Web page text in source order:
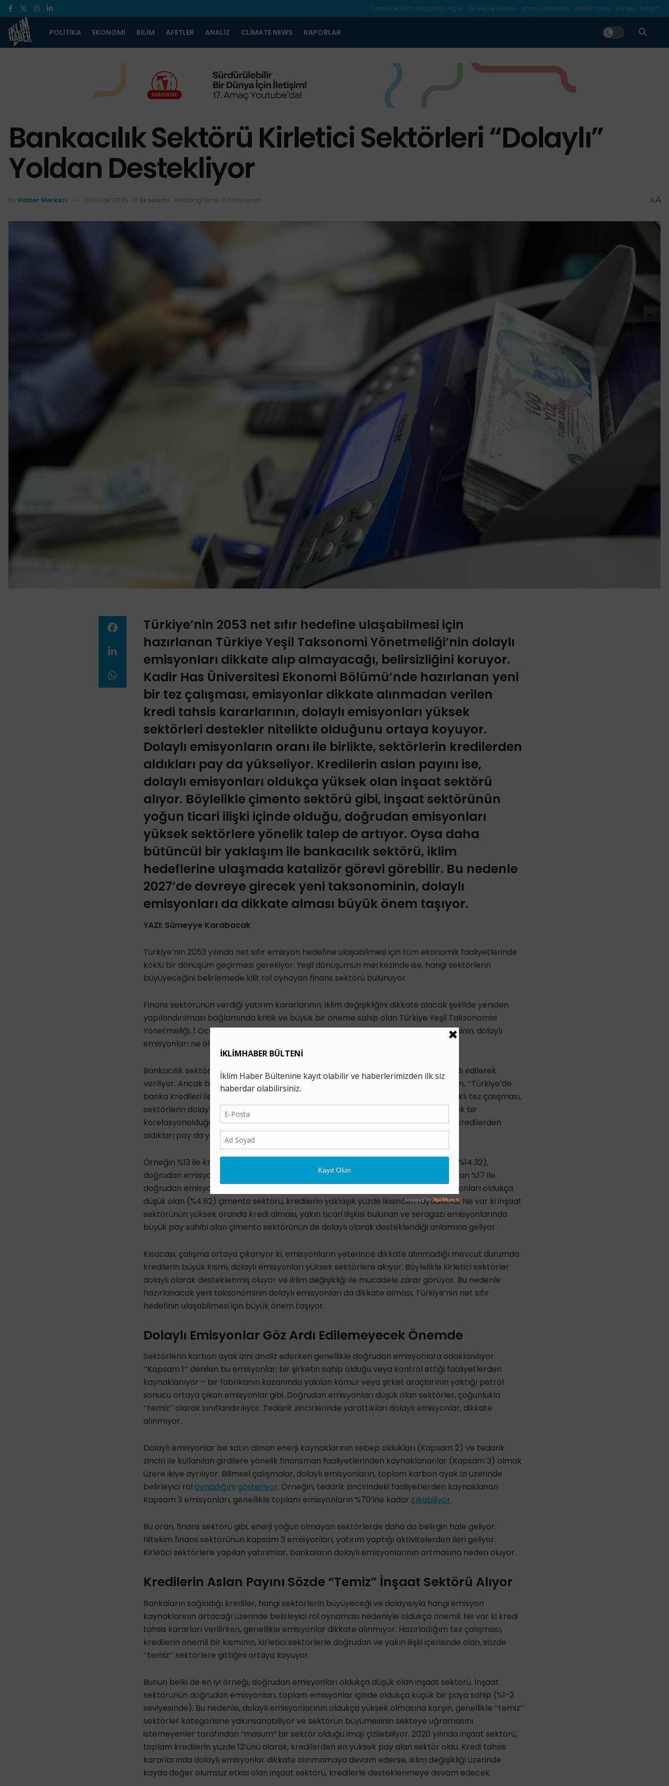
Türkiye’de İklim Değişlikliği Algısı Bir Buçuk Derece Kömür Masalları Hakkımızda Künye İletişim
POLITIKA EKONOMI BILIM AFETLER ANALIZ CLIMATE NEWS RAPORLAR
Bankacılık Sektörü Kirletici Sektörleri “Dolaylı”
Yoldan Destekliyor
by Haber Merkezi 30 Ocak 2025 in Ekonomi Reading Time: 9 mins read AA
Türkiye’nin 2053 net sıfır hedefine ulaşabilmesi için
hazırlanan Türkiye Yeşil Taksonomi Yönetmeliği’nin dolaylı
emisyonları dikkate alıp almayacağı, belirsizliğini koruyor.
Kadir Has Üniversitesi Ekonomi Bölümü’nde hazırlanan yeni
bir tez çalışması, emisyonlar dikkate alınmadan verilen
kredi tahsis kararlarının, dolaylı emisyonları yüksek
sektörleri destekler nitelikte olduğunu ortaya koyuyor.
Dolaylı emisyonların oranı ile birlikte, sektörlerin kredilerden
aldıkları pay da yükseliyor. Kredilerin aslan payını ise,
dolaylı emisyonları oldukça yüksek olan inşaat sektörü
alıyor. Böylelikle çimento sektörü gibi, inşaat sektörünün
yoğun ticari ilişki içinde olduğu, doğrudan emisyonları
yüksek sektörlere yönelik talep de artıyor. Oysa daha
bütüncül bir yaklaşım ile bankacılık sektörü, iklim
hedeflerine ulaşmada katalizör görevi görebilir. Bu nedenle
2027’de devreye girecek yeni taksonominin, dolaylı
emisyonları da dikkate alması büyük önem taşıyor.
YAZI: Sümeyye Karabacak
Türkiye’nin 2053 yılında net sıfır emisyon hedefine ulaşabilmesi için tüm ekonomik faaliyetlerinde
köklü bir dönüşüm geçirmesi gerekiyor. Yeşil dönüşümün merkezinde ise, hangi sektörlerin
büyüyeceğini belirlemede kilit rol oynayan finans sektörü bulunuyor.
Finans sektörünün verdiği yatırım kararlarının, iklim değişikliğini dikkate alacak şekilde yeniden
yapılandırılması bağlamında kritik ve büyük bir öneme sahip olan Türkiye Yeşil Taksonomisi
Yönetmeliği, 1 Ocak 2027 tarihinde yürürlüğe girecek. Ancak hazırlanan taksonominin, dolaylı
emisyonları ne ölçüde kapsayacağına dair tartışmalar devam ediyor.
Bankacılık sektörünün mevcut kredi tahsis kararları, genellikle emisyonlar göz ardı edilerek
veriliyor. Ancak bu konuda Kadir Has Üniversitesi Ekonomi Bölümü’nde hazırladığım, ‘‘Türkiye’de
banka kredileri ile emisyonlar arasındaki ilişki: Bir girdi-çıktı analizi yaklaşımı
’’ başlıklı tez çalışması,
sektörlerin dolaylı emisyonları ile kredilerden aldıkları pay arasında oldukça
yüksek bir
korelasyonolduğunu gösteriyor:Dolaylı emisyonların oranı ile birlikte, sektörlerin kredilerden
aldıkları pay da yükseliyor
Örneğin %13 ile kredilerin aslan payını, 2020 yılında dolaylı emisyonları en yüksek (%14.32),
doğrudan emisyonları ise oldukça düşük (%1.26) olaninşaat sektörü
aldı. Öte yandan %17 ile
doğrudan emisyonları en yüksek üç sektör arasında yer alan, ancak dolaylı emisyonları oldukça
düşük olan (%4.62) çimento sektörü, kredilerin yaklaşık yüzde ikisinden faydalandı. Ne var ki inşaat
sektörünün yüksek oranda kredi alması, yakın ticari ilişkisi bulunan ve seragazı emisyonlarında
büyük pay sahibi olan çimento sektörünün de dolaylı olarak desteklendiği anlamına geliyor.
Kısacası, çalışma ortaya çıkarıyor ki, emisyonların yeterince dikkate alınmadığı mevcut durumda
kredilerin büyük kısmı, dolaylı emisyonları yüksek sektörlere akıyor. Böylelikle kirletici sektörler
dolaylı olarak desteklenmiş oluyor ve iklim değişikliği ile mücadele zarar görüyor. Bu nedenle
hazırlanacak yeni taksonominin dolaylı emisyonları da dikkate alması, Türkiye’nin net sıfır
hedefinin ulaşabilmesi için büyük önem taşıyor.
Dolaylı Emisyonlar Göz Ardı Edilemeyecek Önemde
Sektörlerin karbon ayak izini analiz ederken genellikle doğrudan emisyonlara odaklanılıyor.
‘‘Kapsam 1’’ denilen bu emisyonlar; bir şirketin sahip olduğu veya kontrol ettiği faaliyetlerden
kaynaklanıyor – bir fabrikanın kazanında yakılan kömür veya şirket araçlarının yaktığı petrol
sonucu ortaya çıkan emisyonlar gibi. Doğrudan emisyonları düşük olan sektörler, çoğunlukla
‘‘temiz’’ olarak sınıflandırılıyor. Tedarik zincirlerinde yarattıkları dolaylı emisyonlar, dikkate
alınmıyor.
Dolaylı emisyonlar ise satın alınan enerji kaynaklarının sebep oldukları (Kapsam 2) ve tedarik
zinciri ile kullanılan girdilere yönelik finansman faaliyetlerinden kaynaklananlar (Kapsam 3) olmak
üzere ikiye ayrılıyor. Bilimsel çalışmalar, dolaylı emisyonların, toplam karbon ayak izi üzerinde
belirleyici rol oynadığını gösteriyor. Örneğin, tedarik zincirindeki faaliyetlerden kaynaklanan
Kapsam 3 emisyonları, genellikle toplam emisyonların %70’ine kadar çıkabiliyor.
Bu oran, finans sektörü gibi, enerji yoğun olmayan sektörlerde daha da belirgin hale geliyor.
Nitekim finans sektörünün Kapsam 3 emisyonları, yatırım yaptığı aktivitelerden ileri geliyor.
Kirletici sektörlere yapılan yatırımlar, bankaların dolaylı emisyonlarının artmasına neden oluyor.
Kredilerin Aslan Payını Sözde “Temiz” İnşaat Sektörü Alıyor
Bankaların sağladığı krediler, hangi sektörlerin büyüyeceği ve dolayısıyla hangi emisyon
kaynaklarının artacağı üzerinde belirleyici rol oynaması nedeniyle oldukça önemli. Ne var ki kredi
tahsis kararları verilirken, genellikle emisyonlar dikkate alınmıyor. Hazırladığım tez çalışması,
kredilerin önemli bir kısmının, kirletici sektörlerle doğrudan ve yakın ilişki içerisinde olan, sözde
‘‘temiz’’ sektörlere gittiğini ortaya koyuyor.
Bunun belki de en iyi örneği, doğrudan emisyonları oldukça düşük olan inşaat sektörü. İnşaat
sektörünün doğrudan emisyonları, toplam emisyonlar içinde oldukça küçük bir paya sahip (%1-2
seviyesinde). Bu nedenle, dolaylı emisyonlarının oldukça yüksek olmasına karşın, genellikle ‘‘temiz’’
sektörler kategorisine yakınsanabiliyor ve sektörün büyümesinin sekteye uğramasını
istemeyenler tarafından “masum” bir sektör olduğu imajı çizilebiliyor. 2020 yılında inşaat sektörü,
toplam kredilerin yüzde 13’ünü alarak, kredilerden en yüksek pay alan sektör oldu. Kredi tahsis
kararlarında dolaylı emisyonlar dikkate alınmamaya devam ederse, iklim değişikliği üzerinde
kayda değer olumsuz etkisi olan inşaat sektörü, kredilerle desteklenmeye devam edecek.